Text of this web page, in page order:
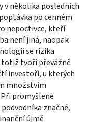
v několika posledních
po cenném
nepoctivce, kteří
není jiná, naopak
se rizika
totiž tvoří převážně
investoři, u kterých
množstvím
promyšlené
značné,
újmě